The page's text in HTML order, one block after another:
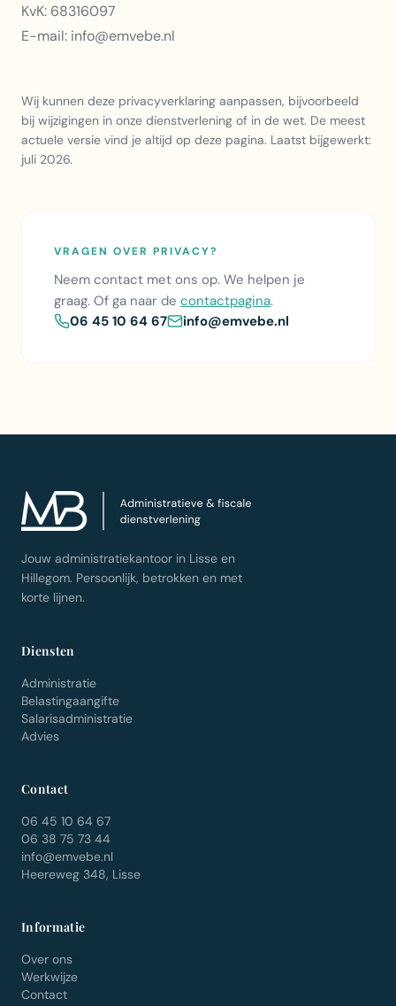
KvK: 68316097
E-mail: info@emvebe.nl
Wij kunnen deze privacyverklaring aanpassen, bijvoorbeeld
bij wijzigingen in onze dienstverlening of in de wet. De meest
actuele versie vind je altijd op deze pagina. Laatst bijgewerkt:
juli 2026.
VRAGEN OVER PRIVACY?
Neem contact met ons op. We helpen je
graag. Of ga naar de contactpagina.
06 45 10 64 67
info@emvebe.nl
Jouw administratiekantoor in Lisse en
Hillegom. Persoonlijk, betrokken en met
korte lijnen.
Diensten
Administratie
Belastingaangifte
Salarisadministratie
Advies
Contact
06 45 10 64 67
06 38 75 73 44
info@emvebe.nl
Heereweg 348, Lisse
Informatie
Over ons
Werkwijze
Contact